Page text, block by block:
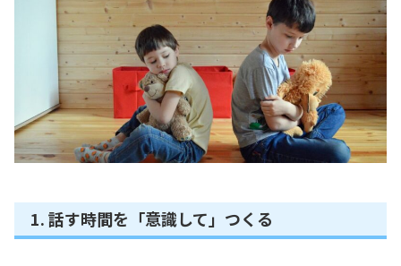
1. 話す時間を「意識して」つくる